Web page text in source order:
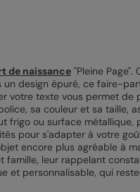
de naissance"Pleine Page".
design épuré, ce faire-
votre texte vous permet
sa couleur et sa taille,
frigo ou surface
pour s'adapter à votre
encore plus agréable à
leur rappelant
et personnalisable, qui